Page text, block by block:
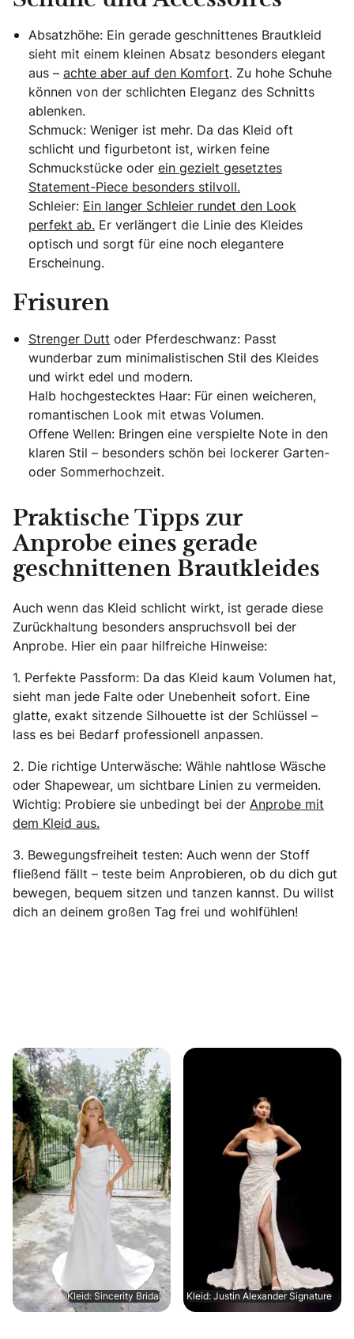
Absatzhöhe: Ein gerade geschnittenes Brautkleid
sieht mit einem kleinen Absatz besonders elegant
aus – achte aber auf den Komfort. Zu hohe Schuhe
können von der schlichten Eleganz des Schnitts
ablenken.
Schmuck: Weniger ist mehr. Da das Kleid oft
schlicht und figurbetont ist, wirken feine
Schmuckstücke oder ein gezielt gesetztes
Statement-Piece besonders stilvoll.
Schleier: Ein langer Schleier rundet den Look
perfekt ab. Er verlängert die Linie des Kleides
optisch und sorgt für eine noch elegantere
Erscheinung.
Frisuren
Strenger Dutt oder Pferdeschwanz: Passt
wunderbar zum minimalistischen Stil des Kleides
und wirkt edel und modern.
Halb hochgestecktes Haar: Für einen weicheren,
romantischen Look mit etwas Volumen.
Offene Wellen: Bringen eine verspielte Note in den
klaren Stil – besonders schön bei lockerer Garten-
oder Sommerhochzeit.
Praktische Tipps zur
Anprobe eines gerade
geschnittenen Brautkleides
Auch wenn das Kleid schlicht wirkt, ist gerade diese
Zurückhaltung besonders anspruchsvoll bei der
Anprobe. Hier ein paar hilfreiche Hinweise:
1. Perfekte Passform: Da das Kleid kaum Volumen hat,
sieht man jede Falte oder Unebenheit sofort. Eine
glatte, exakt sitzende Silhouette ist der Schlüssel –
lass es bei Bedarf professionell anpassen.
2. Die richtige Unterwäsche: Wähle nahtlose Wäsche
oder Shapewear, um sichtbare Linien zu vermeiden.
Wichtig: Probiere sie unbedingt bei der Anprobe mit
dem Kleid aus.
3. Bewegungsfreiheit testen: Auch wenn der Stoff
fließend fällt – teste beim Anprobieren, ob du dich gut
bewegen, bequem sitzen und tanzen kannst. Du willst
dich an deinem großen Tag frei und wohlfühlen!
Kleid: Sincerity Bridal Kleid: Justin Alexander Signature